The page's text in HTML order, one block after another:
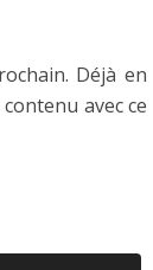
Déjà en
avec ce